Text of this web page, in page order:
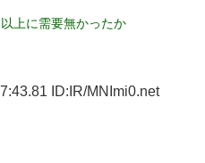
上に需要無かったか
ID:IR/MNImi0.net